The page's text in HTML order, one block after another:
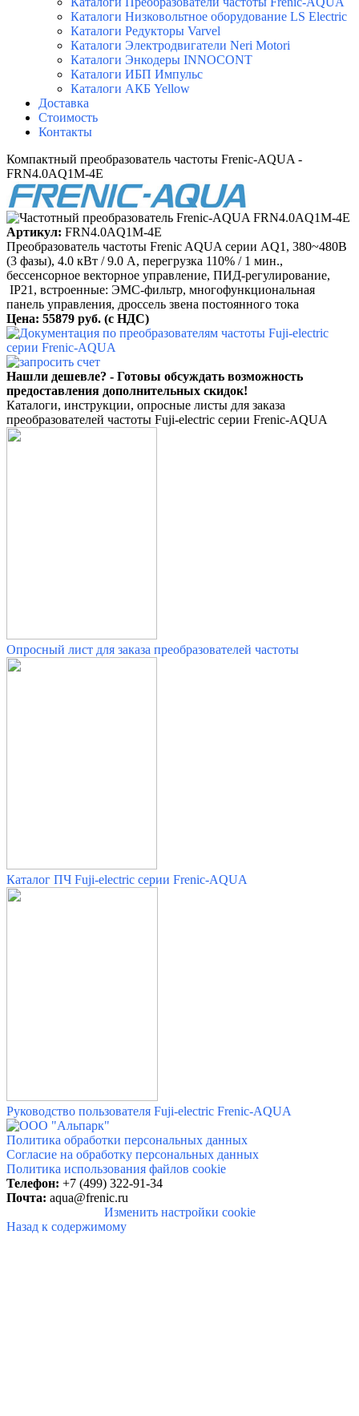
Каталоги Низковольтное оборудование LS Electric
Каталоги Редукторы Varvel
Каталоги Электродвигатели Neri Motori
Каталоги Энкодеры INNOCONT
Каталоги ИБП Импульс
Каталоги АКБ Yellow
Доставка
Стоимость
Контакты
Компактный преобразователь частоты Frenic-AQUA -
FRN4.0AQ1M-4E
Артикул: FRN4.0AQ1M-4E
Преобразователь частоты Frenic AQUA серии AQ1, 380~480B
(3 фазы), 4.0 кВт / 9.0 A, перегрузка 110% / 1 мин.,
бессенсорное векторное управление, ПИД-регулирование,
IP21, встроенные: ЭМС-фильтр, многофункциональная
панель управления, дроссель звена постоянного тока
Цена: 55879 руб. (с НДС)
Нашли дешевле? - Готовы обсуждать возможность
предоставления дополнительных скидок!
Каталоги, инструкции, опросные листы для заказа
преобразователей частоты Fuji-electric серии Frenic-AQUA
Опросный лист для заказа преобразователей частоты
Каталог ПЧ Fuji-electric серии Frenic-AQUA
Руководство пользователя Fuji-electric Frenic-AQUA
Политика обработки персональных данных
Согласие на обработку персональных данных
Политика использования файлов cookie
Телефон: +7 (499) 322-91-34
Почта: aqua@frenic.ru
Изменить настройки cookie
Назад к содержимому